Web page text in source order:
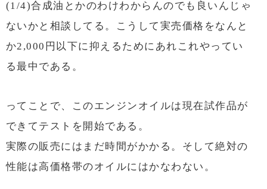
(1/4)合成油とかのわけわからんのでも良いんじゃ
ないかと相談してる。こうして実売価格をなんと
か2,000円以下に抑えるためにあれこれやってい
る最中である。
ってことで、このエンジンオイルは現在試作品が
できてテストを開始である。
実際の販売にはまだ時間がかかる。そして絶対の
性能は高価格帯のオイルにはかなわない。